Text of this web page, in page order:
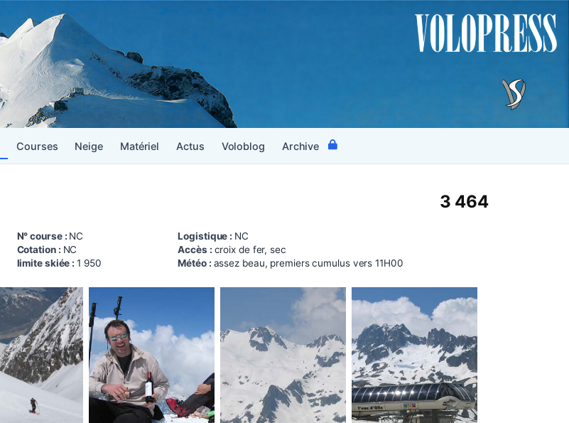
Courses Neige Matériel Actus Voloblog Archive
3 464
N° course : NC
Cotation : NC
limite skiée :1 950
Logistique : NC
Accès : croix de fer, sec
Météo : assez beau, premiers cumulus vers 11H00